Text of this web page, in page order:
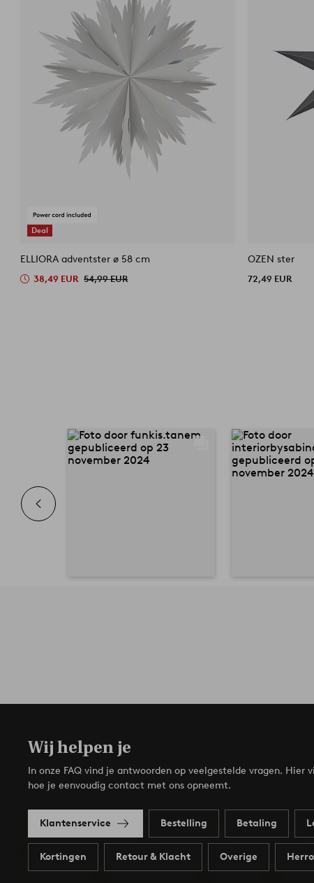
Deal
ELLIORA adventster ø 58 cm
38,49 EUR 54,99 EUR
OZEN ster
72,49 EUR
Wij helpen je
In onze FAQ vind je antwoorden op veelgestelde vragen. Hier
hoe je eenvoudig contact met ons opneemt.
Klantenservice Bestelling Betaling
Kortingen Retour & Klacht Overige